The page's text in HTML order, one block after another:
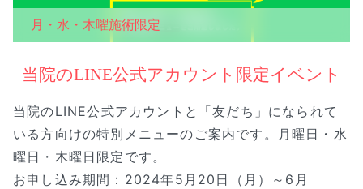
月・水・木曜施術限定
当院のLINE公式アカウント限定イベント
当院のLINE公式アカウントと「友だち」になられて
いる方向けの特別メニューのご案内です。月曜日・水
曜日・木曜日限定です。
お申し込み期間：2024年5月20日（月）～6月